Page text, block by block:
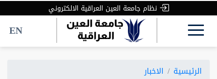
نظام جامعة العين العراقية الالكتروني
EN
الرئيسية
الاخبار